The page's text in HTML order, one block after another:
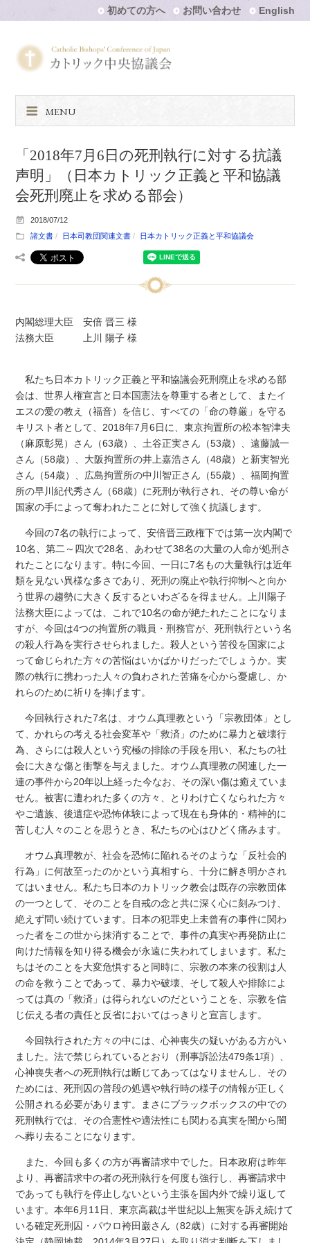
初めての方へ お問い合わせ English
MENU
「2018年7月6日の死刑執行に対する抗議
声明」（日本カトリック正義と平和協議
会死刑廃止を求める部会）
2018/07/12
諸文書
日本司教団関連文書 日本カトリック正義と平和協議会
内閣総理大臣 安倍 晋三 様
法務大臣 上川 陽子 様
私たち日本カトリック正義と平和協議会死刑廃止を求める部
会は、世界人権宣言と日本国憲法を尊重する者として、またイ
エスの愛の教え（福音）を信じ、すべての「命の尊厳」を守る
キリスト者として、2018年7月6日に、東京拘置所の松本智津夫
（麻原彰晃）さん（63歳）、土谷正実さん（53歳）、遠藤誠一
さん（58歳）、大阪拘置所の井上嘉浩さん（48歳）と新実智光
さん（54歳）、広島拘置所の中川智正さん（55歳）、福岡拘置
所の早川紀代秀さん（68歳）に死刑が執行され、その尊い命が
国家の手によって奪われたことに対して強く抗議します。
今回の7名の執行によって、安倍晋三政権下では第一次内閣で
10名、第二～四次で28名、あわせて38名の大量の人命が処刑さ
れたことになります。特に今回、一日に7名もの大量執行は近年
類を見ない異様な多さであり、死刑の廃止や執行抑制へと向か
う世界の趨勢に大きく反するといわざるを得ません。上川陽子
法務大臣によっては、これで10名の命が絶たれたことになりま
すが、今回は4つの拘置所の職員・刑務官が、死刑執行という名
の殺人行為を実行させられました。殺人という苦役を国家によ
って命じられた方々の苦悩はいかばかりだったでしょうか。実
際の執行に携わった人々の負わされた苦痛を心から憂慮し、か
れらのために祈りを捧げます。
今回執行された7名は、オウム真理教という「宗教団体」とし
て、かれらの考える社会変革や「救済」のために暴力と破壊行
為、さらには殺人という究極の排除の手段を用い、私たちの社
会に大きな傷と衝撃を与えました。オウム真理教の関連した一
連の事件から20年以上経った今なお、その深い傷は癒えていま
せん。被害に遭われた多くの方々、とりわけ亡くなられた方々
やご遺族、後遺症や恐怖体験によって現在も身体的・精神的に
苦しむ人々のことを思うとき、私たちの心はひどく痛みます。
オウム真理教が、社会を恐怖に陥れるそのような「反社会的
行為」に何故至ったのかという真相すら、十分に解き明かされ
てはいません。私たち日本のカトリック教会は既存の宗教団体
の一つとして、そのことを自戒の念と共に深く心に刻みつけ、
絶えず問い続けています。日本の犯罪史上未曾有の事件に関わ
った者をこの世から抹消することで、事件の真実や再発防止に
向けた情報を知り得る機会が永遠に失われてしまいます。私た
ちはそのことを大変危惧すると同時に、宗教の本来の役割は人
の命を救うことであって、暴力や破壊、そして殺人や排除によ
っては真の「救済」は得られないのだということを、宗教を信
じ伝える者の責任と反省においてはっきりと宣言します。
今回執行された方々の中には、心神喪失の疑いがある方がい
ました。法で禁じられているとおり（刑事訴訟法479条1項）、
心神喪失者への死刑執行は断じてあってはなりませんし、その
ためには、死刑囚の普段の処遇や執行時の様子の情報が正しく
公開される必要があります。まさにブラックボックスの中での
死刑執行では、その合憲性や適法性にも関わる真実を闇から闇
へ葬り去ることになります。
また、今回も多くの方が再審請求中でした。日本政府は昨年
より、再審請求中の者の死刑執行を何度も強行し、再審請求中
であっても執行を停止しないという主張を国内外で繰り返して
います。本年6月11日、東京高裁は半世紀以上無実を訴え続けて
いる確定死刑囚・パウロ袴田巌さん（82歳）に対する再審開始